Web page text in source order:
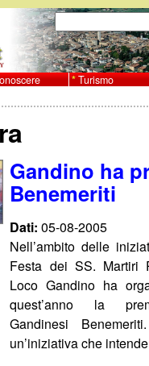
F
o
r
d
i
r
i
c
e
r
C
e
r
c
Turismo
Gandino ha
Benemeriti
Dati:05-08-2005
Nell’ambito delle
Festa dei SS. Martiri
Loco Gandino ha
quest’anno la
Gandinesi
un’iniziativa che